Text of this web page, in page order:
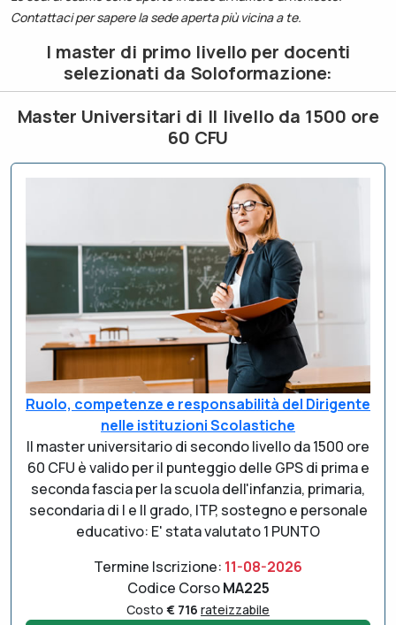
Contattaci per sapere la sede aperta più vicina a te.
I master di primo livello per docenti
selezionati da Soloformazione:
Master Universitari di II livello da 1500 ore
60 CFU
Ruolo, competenze e responsabilità del Dirigente
nelle istituzioni Scolastiche
Il master universitario di secondo livello da 1500 ore
60 CFU è valido per il punteggio delle GPS di prima e
seconda fascia per la scuola dell'infanzia, primaria,
secondaria di I e II grado, ITP, sostegno e personale
educativo: E' stata valutato 1 PUNTO
Termine Iscrizione: 11-08-2026
Codice CorsoMA225
Costo € 716 rateizzabile